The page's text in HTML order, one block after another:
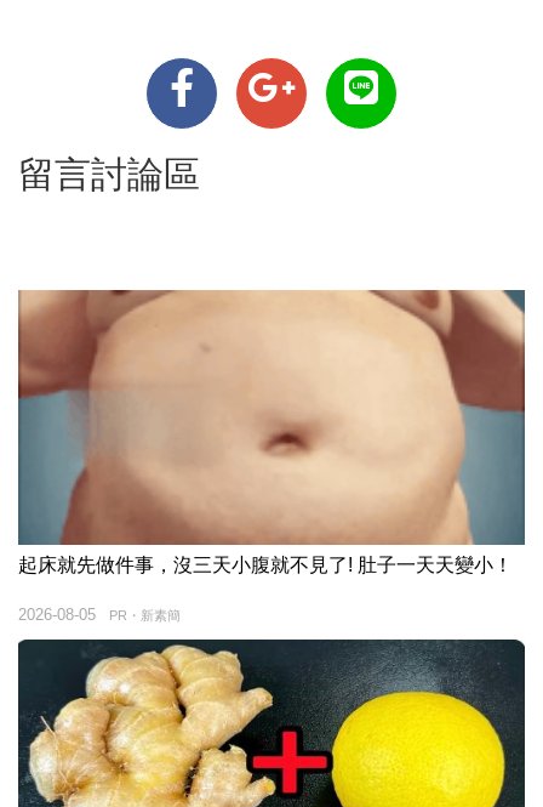
留言討論區
起床就先做件事，沒三天小腹就不見了! 肚子一天天變小！
PR・新素簡
2026-08-05